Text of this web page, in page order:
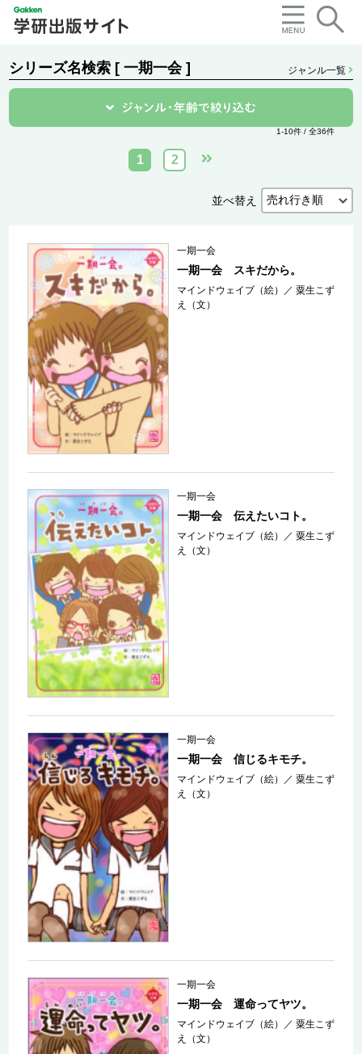
シリーズ名検索 [ 一期一会 ] ジャンル一覧
1-10件 / 全36件
1 2
並べ替え
一期一会
一期一会 スキだから。
マインドウェイブ（絵） ／粟生こず
え（文）
一期一会
一期一会 伝えたいコト。
マインドウェイブ（絵） ／粟生こず
え（文）
一期一会
一期一会 信じるキモチ。
マインドウェイブ（絵） ／粟生こず
え（文）
一期一会
一期一会 運命ってヤツ。
マインドウェイブ（絵） ／粟生こず
え（文）